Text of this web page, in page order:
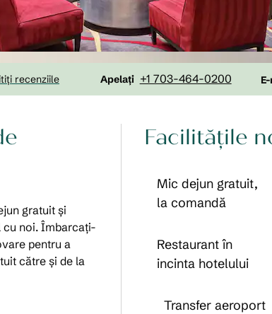
recenziile Apelați
Apel +1 703-464-0200
gratuit și
cu noi. Îmbarcați-
pentru a
către și de la
Facilităţile
Mic dejun gratuit,
la comandă
Restaurant în
incinta hotelului
Transfer aeroport